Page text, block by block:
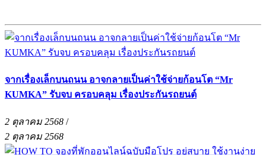
จากเรื่องเล็กบนถนน อาจกลายเป็นค่าใช้จ่ายก้อนโต “Mr
KUMKA” รับจบ ครอบคลุม เรื่องประกันรถยนต์
2 ตุลาคม 2568 /
2 ตุลาคม 2568